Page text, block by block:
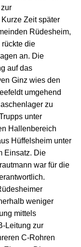
Zeit später
Rüdesheim,
rückte die
an. Die
auf das
Ginz wies den
umgehend
zu
unter
Hallenbereich
Hüffelsheim unter
Einsatz. Die
war für die
weniger
mittels
Leitung zur
C-Rohren